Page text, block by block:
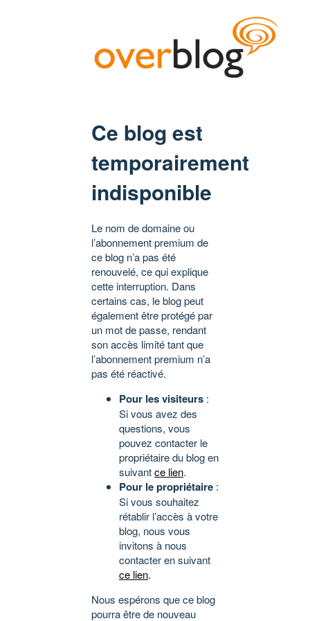
Ce blog est
temporairement
indisponible
Le nom de domaine ou
l’abonnement premium de
ce blog n’a pas été
renouvelé, ce qui explique
cette interruption. Dans
certains cas, le blog peut
également être protégé par
un mot de passe, rendant
son accès limité tant que
l’abonnement premium n’a
pas été réactivé.
Pour les visiteurs :
Si vous avez des
questions, vous
pouvez contacter le
propriétaire du blog en
suivantce lien.
Pour le propriétaire :
Si vous souhaitez
rétablir l’accès à votre
blog, nous vous
invitons à nous
contacter en suivant
ce lien.
Nous espérons que ce blog
pourra être de nouveau